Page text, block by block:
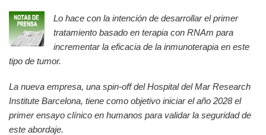
Lo hace con la intención de desarrollar el primer
tratamiento basado en terapia con RNAm para
incrementar la eficacia de la inmunoterapia en este
tipo de tumor.
La nueva empresa, una spin-off del Hospital del Mar Research
Institute Barcelona, tiene como objetivo iniciar el año 2028 el
primer ensayo clínico en humanos para validar la seguridad de
este abordaje.